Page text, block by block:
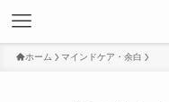
ホーム マインドケア・余白